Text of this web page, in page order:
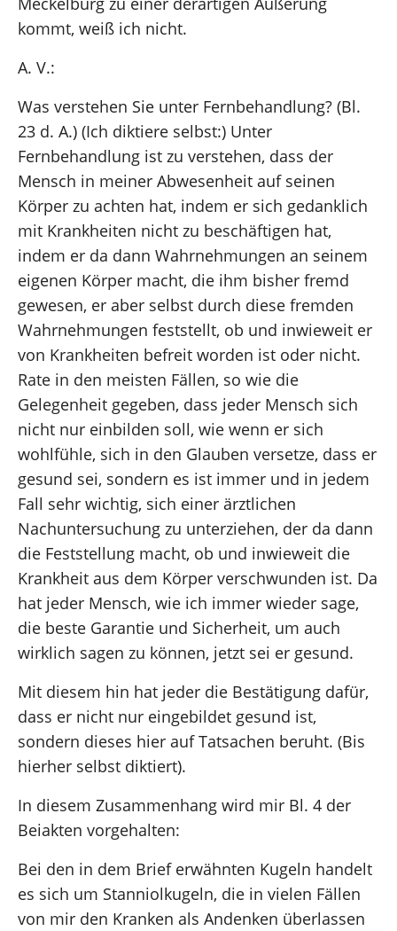
kommt, weiß ich nicht.
A. V.:
Was verstehen Sie unter Fernbehandlung? (Bl.
23 d. A.) (Ich diktiere selbst:) Unter
Fernbehandlung ist zu verstehen, dass der
Mensch in meiner Abwesenheit auf seinen
Körper zu achten hat, indem er sich gedanklich
mit Krankheiten nicht zu beschäftigen hat,
indem er da dann Wahrnehmungen an seinem
eigenen Körper macht, die ihm bisher fremd
gewesen, er aber selbst durch diese fremden
Wahrnehmungen feststellt, ob und inwieweit er
von Krankheiten befreit worden ist oder nicht.
Rate in den meisten Fällen, so wie die
Gelegenheit gegeben, dass jeder Mensch sich
nicht nur einbilden soll, wie wenn er sich
wohlfühle, sich in den Glauben versetze, dass er
gesund sei, sondern es ist immer und in jedem
Fall sehr wichtig, sich einer ärztlichen
Nachuntersuchung zu unterziehen, der da dann
die Feststellung macht, ob und inwieweit die
Krankheit aus dem Körper verschwunden ist. Da
hat jeder Mensch, wie ich immer wieder sage,
die beste Garantie und Sicherheit, um auch
wirklich sagen zu können, jetzt sei er gesund.
Mit diesem hin hat jeder die Bestätigung dafür,
dass er nicht nur eingebildet gesund ist,
sondern dieses hier auf Tatsachen beruht. (Bis
hierher selbst diktiert).
In diesem Zusammenhang wird mir Bl. 4 der
Beiakten vorgehalten:
Bei den in dem Brief erwähnten Kugeln handelt
es sich um Stanniolkugeln, die in vielen Fällen
von mir den Kranken als Andenken überlassen